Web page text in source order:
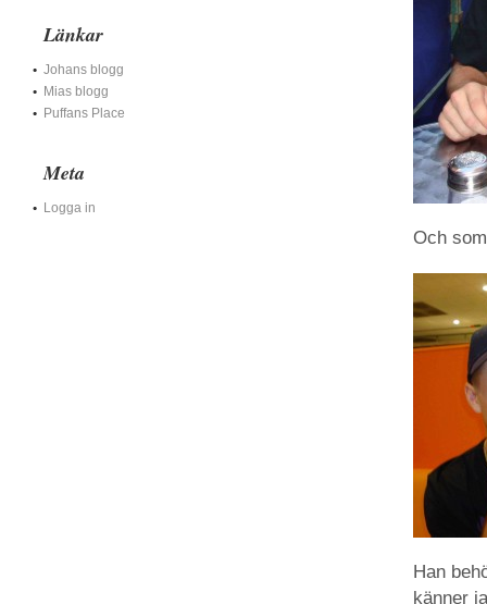
Och
Han
känner
Länkar
Johans blogg
Mias blogg
Puffans Place
Meta
Logga in